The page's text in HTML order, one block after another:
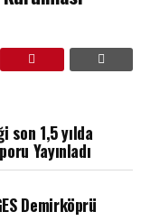
son 1,5 yılda
Yayınladı
Demirköprü